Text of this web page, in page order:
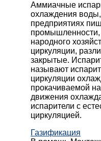
Аммиачные
охлаждения
предприятиях
промышленности,
народного
циркуляции,
закрытые.
называют
циркуляции
прокачиваемой
движения
испарители с
циркуляцией.
Газификация